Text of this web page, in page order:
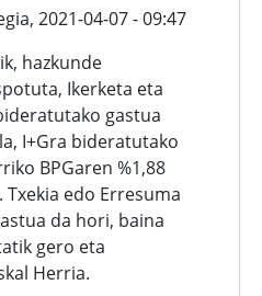
2021-04-07 - 09:47
hazkunde
Ikerketa eta
gastua
I+Gra bideratutako
BPGaren %1,88
Txekia edo Erresuma
da hori, baina
gero eta
Herria.